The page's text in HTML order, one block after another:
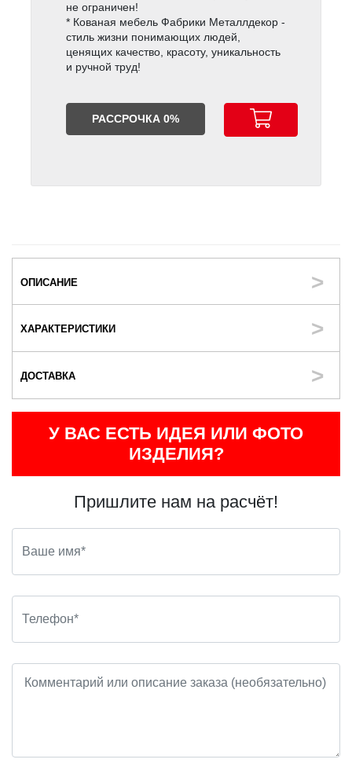
не ограничен!
* Кованая мебель Фабрики Металлдекор -
стиль жизни понимающих людей,
ценящих качество, красоту, уникальность
и ручной труд!
РАССРОЧКА 0%
ОПИСАНИЕ
ХАРАКТЕРИСТИКИ
ДОСТАВКА
У ВАС ЕСТЬ ИДЕЯ ИЛИ ФОТО
ИЗДЕЛИЯ?
Пришлите нам на расчёт!